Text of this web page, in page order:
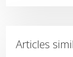
Articles